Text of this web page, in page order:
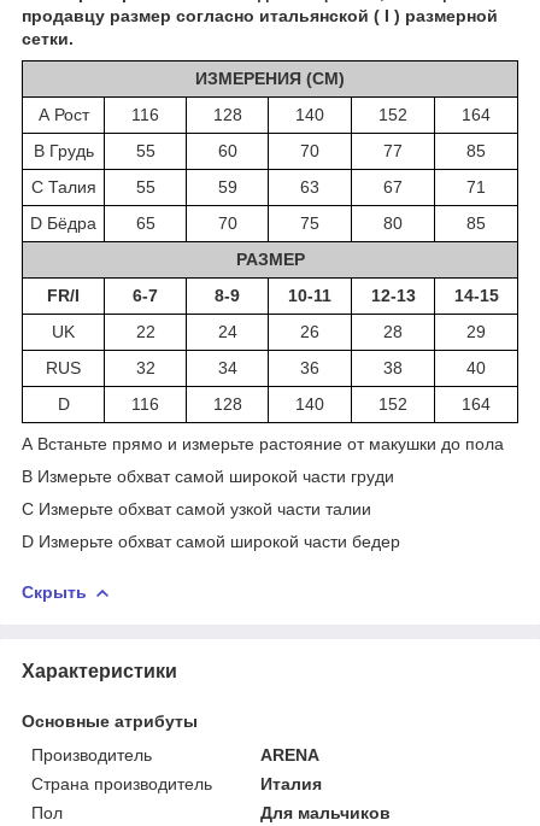
продавцу размер согласно итальянской ( I ) размерной
сетки.
ИЗМЕРЕНИЯ (СМ)
А Рост
116 128 140 152
164
B Грудь
55 60 70 77
85
C Талия
55 59 63 67
71
D Бёдра
65 70 75 80
85
РАЗМЕР
FR/I
6-7 8-9 10-11 12-13
14-15
UK
22 24 26 28
29
RUS
32 34 36 38
40
D
116 128 140 152 164
A Встаньте прямо и измерьте растояние от макушки до пола
B Измерьте обхват самой широкой части груди
C Измерьте обхват самой узкой части талии
D Измерьте обхват самой широкой части бедер
Скрыть
Характеристики
Основные атрибуты
Производитель
ARENA
Страна производитель
Италия
Пол
Для мальчиков